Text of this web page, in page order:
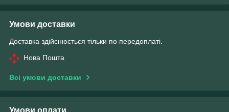
Умови доставки
Доставка здійснюється тільки по передоплаті.
Нова Пошта
Всі умови доставки
Умови оплати